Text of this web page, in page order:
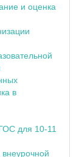
и оценка
в
для 10-11